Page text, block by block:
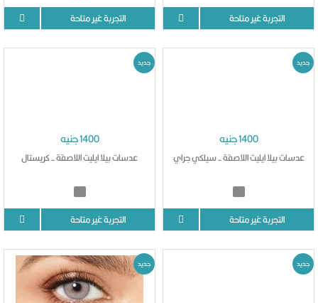
التجربة غير متاحة التجربة غير متاحة
1400 جنيه
عدسات بيلا ايليت اللاصقة - سيلكي جراي
التجربة غير متاحة
جديد
1400 جنيه
عدسات بيلا ايليت اللاصقة - كريستال
التجربة غير متاحة
جديد
جديد جديد